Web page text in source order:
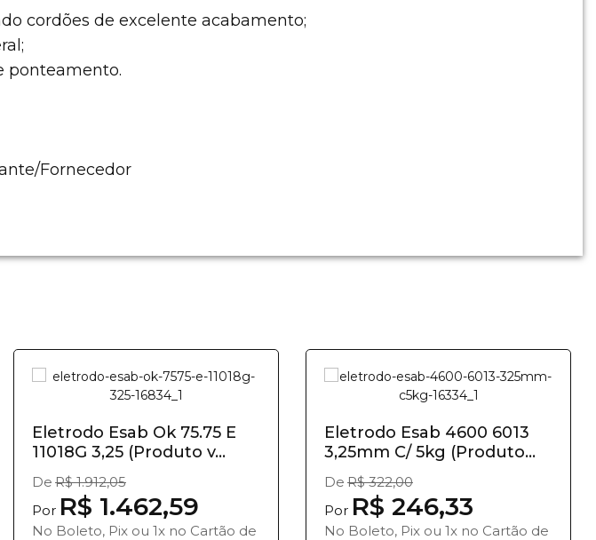
cordões de excelente acabamento;
ponteamento.
Fornecedor
Eletrodo Esab Ok 75.75 E
11018G 3,25 (Produto v...
De R$ 1.912,05
Por R$ 1.462,59
No Boleto, Pix ou 1x no Cartão de
Eletrodo Esab 4600 6013
3,25mm C/ 5kg (Produto...
De R$ 322,00
Por R$ 246,33
No Boleto, Pix ou 1x no Cartão de